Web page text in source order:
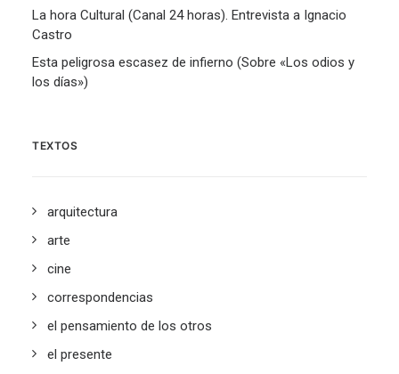
La hora Cultural (Canal 24 horas). Entrevista a Ignacio
Castro
Esta peligrosa escasez de infierno (Sobre «Los odios y
los días»)
TEXTOS
arquitectura
arte
cine
correspondencias
el pensamiento de los otros
el presente